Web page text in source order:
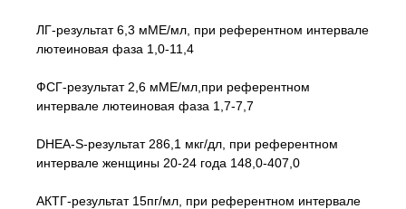
ЛГ-результат 6,3 мМЕ/мл, при референтном интервале
лютеиновая фаза 1,0-11,4
ФСГ-результат 2,6 мМЕ/мл,при референтном
интервале лютеиновая фаза 1,7-7,7
DHEA-S-результат 286,1 мкг/дл, при референтном
интервале женщины 20-24 года 148,0-407,0
АКТГ-результат 15пг/мл, при референтном интервале